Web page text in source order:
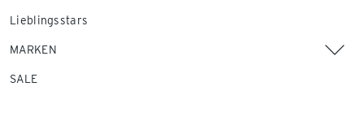
Lieblingsstars
MARKEN
SALE